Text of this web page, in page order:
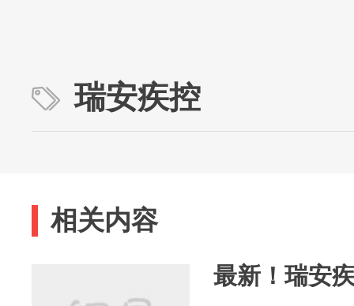
瑞安疾控
相关内容
最新！瑞安